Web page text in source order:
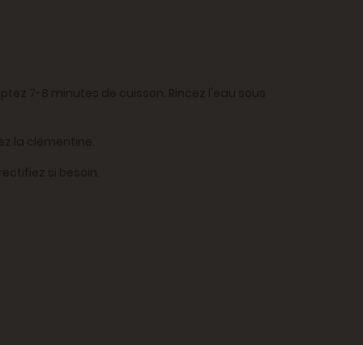
7-8 minutes de cuisson. Rincez l'eau sous
la clémentine.
si besoin.